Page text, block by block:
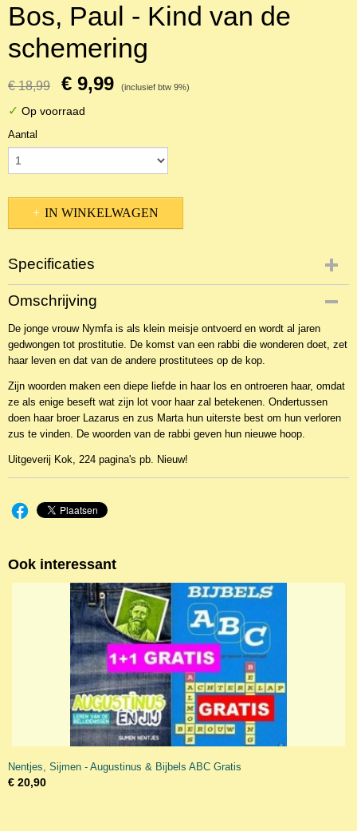
Bos, Paul - Kind van de
schemering
€ 18,99 € 9,99 (inclusief btw 9%)
✓ Op voorraad
Aantal
IN WINKELWAGEN
Specificaties
Productcode
NBKAb-2354
EAN code
9789043520423
Omschrijving
De jonge vrouw Nymfa is als klein meisje ontvoerd en wordt al jaren
gedwongen tot prostitutie. De komst van een rabbi die wonderen doet, zet
haar leven en dat van de andere prostitutees op de kop.
Zijn woorden maken een diepe liefde in haar los en ontroeren haar, omdat
ze als enige beseft wat zijn lot voor haar zal betekenen. Ondertussen
doen haar broer Lazarus en zus Marta hun uiterste best om hun verloren
zus te vinden. De woorden van de rabbi geven hun nieuwe hoop.
Uitgeverij Kok, 224 pagina's pb. Nieuw!
Ook interessant
Nentjes, Sijmen - Augustinus & Bijbels ABC Gratis
€ 20,90